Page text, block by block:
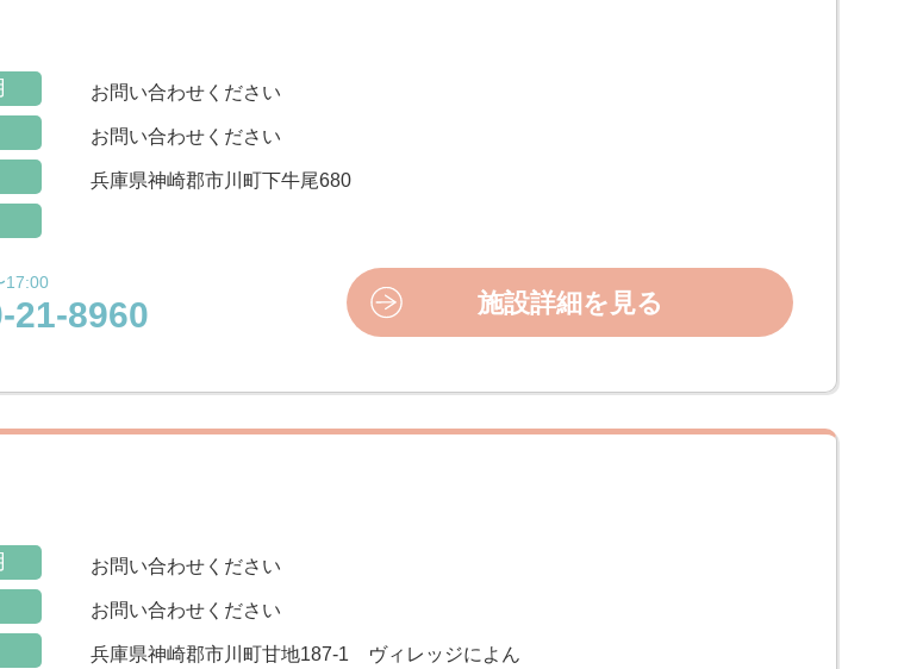
お問い合わせください
お問い合わせください
兵庫県神崎郡市川町下牛尾680
17:00
21-8960 施設詳細を見る
お問い合わせください
お問い合わせください
兵庫県神崎郡市川町甘地187-1 ヴィレッジによん